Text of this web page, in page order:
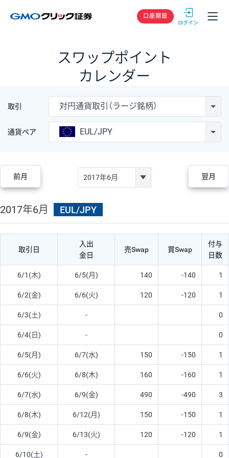
GMOクリック
口座開設
スワップポイント
カレンダー
取引 対円通貨取引（ラージ銘柄）
通貨ペア EUL/JPY
前月 翌月
2017年6月 EUL/JPY
取引日
入出
金日
売Swap 買Swap
付与
日数
6/1(木) 6/5(月) 140 -140 1
6/2(金) 6/6(火) 120 -120 1
6/3(土) - 0
6/4(日) - 0
6/5(月) 6/7(水) 150 -150 1
6/6(火) 6/8(木) 160 -160 1
6/7(水) 6/9(金) 490 -490 3
6/8(木) 6/12(月) 150 -150 1
6/9(金) 6/13(火) 120 -120 1
6/10(土) - 0